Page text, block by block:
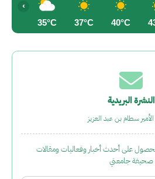
35°C 37°C 40°C
‹
النشرة البريدية
سطام بن عبد العزيز
للحصول على أحدث أخبار وفعاليات ومقالات
صحيفة جامعتي